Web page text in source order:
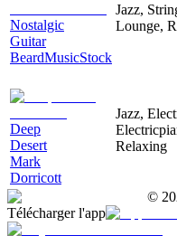
Nostalgic
Guitar
BeardMusicStock
Jazz,
Lounge,
Deep
Desert
Mark
Dorricott
Jazz,
Relaxing
©
Télécharger l'app